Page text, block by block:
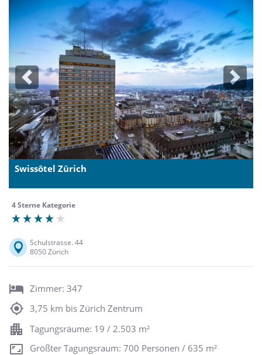
Previous Next
Swissôtel Zürich
4 Sterne Kategorie
Schulstrasse. 44
8050 Zürich
Zimmer: 347
3,75 km bis Zürich Zentrum
Tagungsräume: 19 / 2.503 m²
Größter Tagungsraum: 700 Personen / 635 m²